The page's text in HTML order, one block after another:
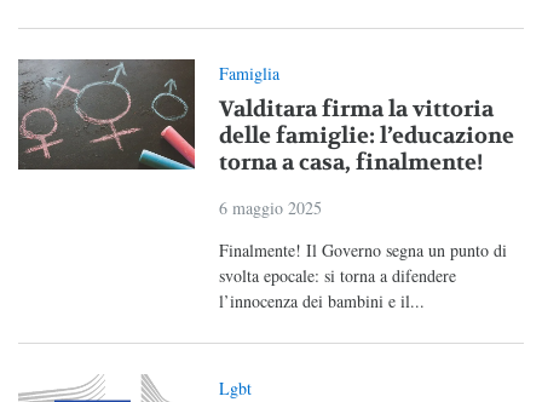
Famiglia
Valditara firma la vittoria
delle famiglie: l’educazione
torna a casa, finalmente!
6 maggio 2025
Finalmente! Il Governo segna un punto di
svolta epocale: si torna a difendere
l’innocenza dei bambini e il...
Lgbt